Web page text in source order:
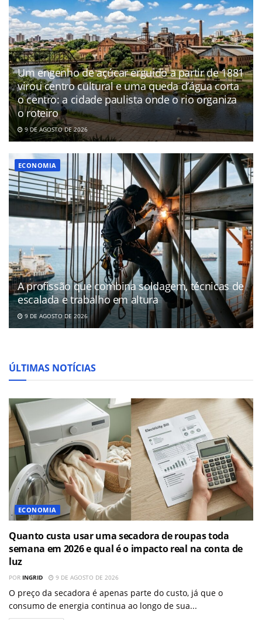
Um engenho de açúcar erguido a partir de 1881
virou centro cultural e uma queda d’água corta
o centro: a cidade paulista onde o rio organiza
o roteiro
9 DE AGOSTO DE 2026
ECONOMIA
A profissão que combina soldagem, técnicas de
escalada e trabalho em altura
9 DE AGOSTO DE 2026
ÚLTIMAS NOTÍCIAS
ECONOMIA
Quanto custa usar uma secadora de roupas toda
semana em 2026 e qual é o impacto real na conta de
luz
POR INGRID 9 DE AGOSTO DE 2026
O preço da secadora é apenas parte do custo, já que o
consumo de energia continua ao longo de sua...